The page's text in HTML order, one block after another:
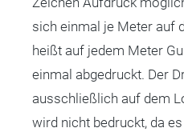
sich einmal je Meter auf
heißt auf jedem Meter
einmal abgedruckt. Der
ausschließlich auf dem
wird nicht bedruckt, da